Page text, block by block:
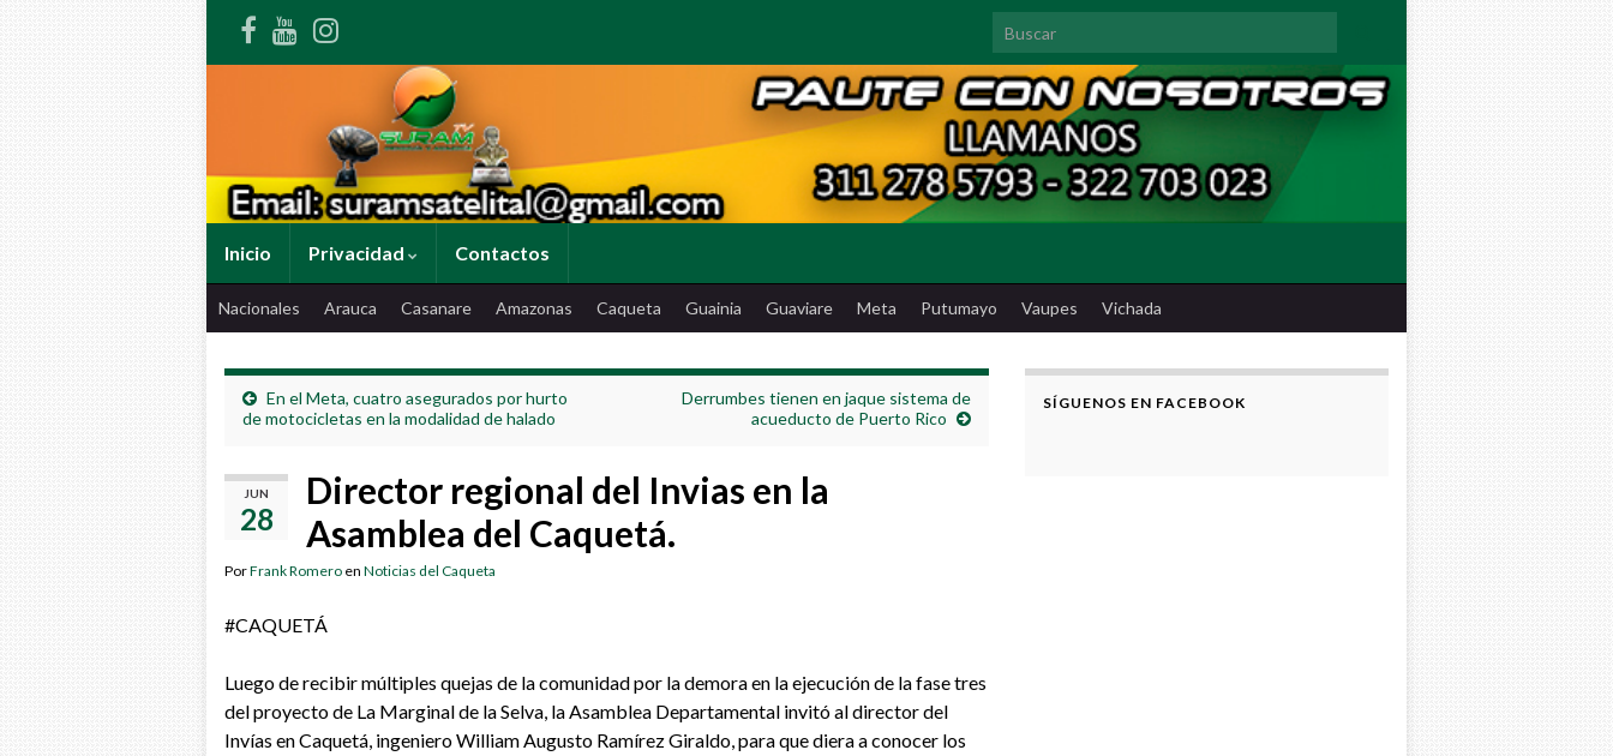
Search for:
Inicio Privacidad Contactos
Nacionales Arauca Casanare Amazonas Caqueta Guainia Guaviare Meta Putumayo Vaupes Vichada
En el Meta, cuatro asegurados por hurto
de motocicletas en la modalidad de halado
Derrumbes tienen en jaque sistema de
acueducto de Puerto Rico
JUN
28
Director regional del Invias en la
Asamblea del Caquetá.
PorFrank Romero en Noticias del Caqueta
#CAQUETÁ
Luego de recibir múltiples quejas de la comunidad por la demora en la ejecución de la fase tres
del proyecto de La Marginal de la Selva, la Asamblea Departamental invitó al director del
Invías en Caquetá, ingeniero William Augusto Ramírez Giraldo, para que diera a conocer los
SÍGUENOS EN FACEBOOK